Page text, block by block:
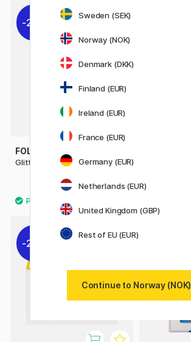
20%
FOLIA
Glitter-teip Gull 3-pakke
69 KR
86 KR
20%
Sweden (SEK)
Norway (NOK)
Denmark (DKK)
Finland (EUR)
Ireland (EUR)
France (EUR)
Germany (EUR)
Netherlands (EUR)
United Kingdom (GBP)
Rest of EU (EUR)
Continue to Norway (NOK)